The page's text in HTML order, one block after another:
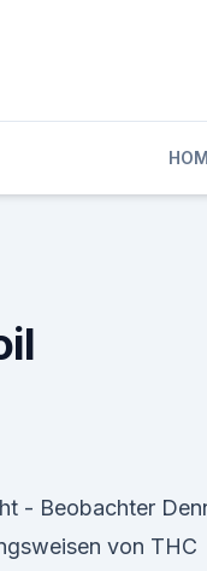
- Beobachter
von THC